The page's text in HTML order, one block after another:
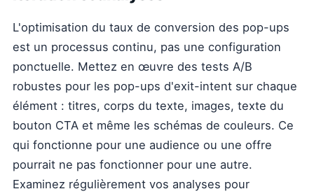
L'optimisation du taux de conversion des pop-ups
est un processus continu, pas une configuration
ponctuelle. Mettez en œuvre des tests A/B
robustes pour les pop-ups d'exit-intent sur chaque
élément : titres, corps du texte, images, texte du
bouton CTA et même les schémas de couleurs. Ce
qui fonctionne pour une audience ou une offre
pourrait ne pas fonctionner pour une autre.
Examinez régulièrement vos analyses pour